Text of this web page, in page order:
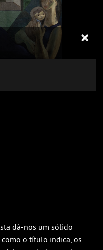
dá-nos um sólido
o título indica, os